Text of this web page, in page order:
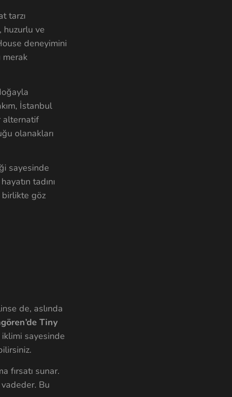
tarzı
huzurlu ve
deneyimini
merak
İstanbul
alternatif
olanakları
sayesinde
tadını
birlikte göz
de, aslında
Tiny
sayesinde
fırsatı sunar.
Bu